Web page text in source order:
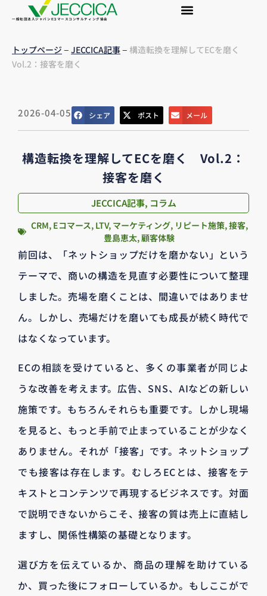
一般社団法人ジャパンEコマースコンサルティング協会
トップページ– JECCICA記事– 構造転換を理解してECを磨く
Vol.2：接客を磨く
2026-04-05 シェア ポスト メール
構造転換を理解してECを磨く Vol.2：
接客を磨く
JECCICA記事, コラム
CRM, Eコマース, LTV, マーケティング, リピート施策,接客,
豊島恵太,顧客体験
前回は、「ネットショップだけを磨かない」という
テーマで、商いの構造を見直す必要性について整理
しました。売場を磨くことは、間違いではありませ
ん。しかし、売場だけを磨いても成長が続く時代で
はなくなっています。
ECの相談を受けていると、多くの事業者が同じよ
うな改善を考えます。広告、SNS、AIなどの新しい
施策です。もちろんそれらも重要です。しかし現場
を見ると、もっと手前で止まっていることが少なく
ありません。それが「接客」です。ネットショップ
でも接客は存在します。むしろECとは、接客をテ
キストとコンテンツで再現するビジネスです。対面
で説明できないからこそ、接客の質は売上に直結し
ますし、関係性構築の基礎となります。
選び方を伝えているか、商品の理解を助けている
か、買った後にフォローしているか。もしここがで